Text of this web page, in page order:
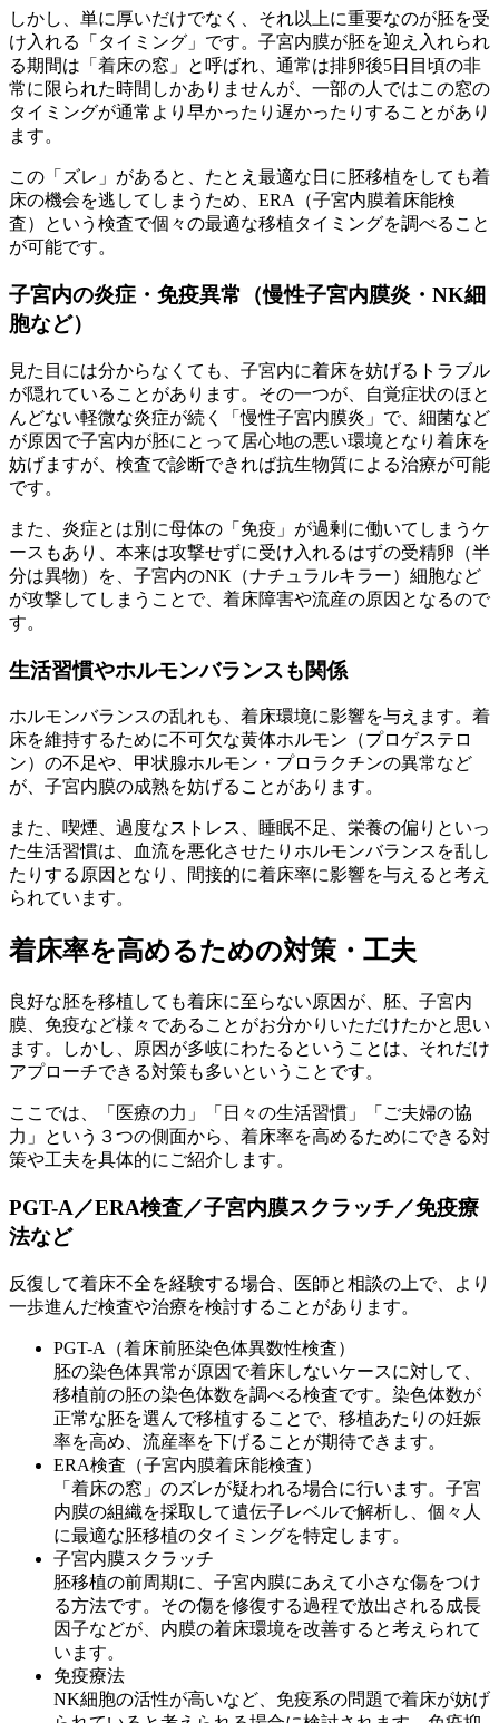
しかし、単に厚いだけでなく、 それ以上に重要なのが胚を受
け入れる「タイミング」 です。子宮内膜が胚を迎え入れられ
る期間は「着床の窓」と呼ばれ、通常は排卵後5日目頃の非
常に限られた時間しかありませんが、一部の人ではこの窓の
タイミングが通常より早かったり遅かったりすることがあり
ます。
この「ズレ」があると、たとえ 最適な日に胚移植をしても着
床の機会を逃してしまう ため、ERA（子宮内膜着床能検
査）という検査で個々の最適な移植タイミングを調べること
が可能です。
子宮内の炎症・免疫異常（慢性子宮内膜炎・NK細
胞など）
見た目には分からなくても、子宮内に着床を妨げるトラブル
が隠れていることがあります。その一つが、自覚症状のほと
んどない軽微な炎症が続く「慢性子宮内膜炎」で、細菌など
が原因で子宮内が胚にとって居心地の悪い環境となり着床を
妨げますが、 検査で診断できれば抗生物質による治療が可能
です。
また、炎症とは別に母体の「免疫」が過剰に働いてしまうケ
ースもあり、本来は攻撃せずに受け入れるはずの受精卵（半
分は異物）を、子宮内のNK（ナチュラルキラー）細胞など
が攻撃してしまうことで、着床障害や流産の原因となるので
す。
生活習慣やホルモンバランスも関係
ホルモンバランスの乱れも、着床環境に影響を与えます。着
床を維持するために不可欠な黄体ホルモン（プロゲステロ
ン）の不足や、甲状腺ホルモン・プロラクチンの異常など
が、子宮内膜の成熟を妨げることがあります。
また、 喫煙、過度なストレス、睡眠不足、栄養の偏りといっ
た生活習慣は、血流を悪化させたりホルモンバランスを乱し
たりする原因となり、間接的に着床率に影響を与えると考え
られています。
着床率を高めるための対策・工夫
良好な胚を移植しても着床に至らない原因が、胚、子宮内
膜、免疫など様々であることがお分かりいただけたかと思い
ます。しかし、原因が多岐にわたるということは、それだけ
アプローチできる対策も多いということです。
ここでは、
「医療の力」「日々の生活習慣」「ご夫婦の協
力」という３つの側面から、着床率を高めるためにできる対
策や工夫を具体的にご紹介します。
PGT-A／ERA検査／子宮内膜スクラッチ／免疫療
法など
反復して着床不全を経験する場合、医師と相談の上で、より
一歩進んだ検査や治療を検討することがあります。
PGT-A（着床前胚染色体異数性検査）
胚の染色体異常が原因で着床しないケースに対して、
移植前の胚の染色体数を調べる検査です。染色体数が
正常な胚を選んで移植することで、移植あたりの妊娠
率を高め、流産率を下げることが期待できます。
ERA検査（子宮内膜着床能検査）
「着床の窓」のズレが疑われる場合に行います。子宮
内膜の組織を採取して遺伝子レベルで解析し、個々人
に最適な胚移植のタイミングを特定します。
子宮内膜スクラッチ
胚移植の前周期に、子宮内膜にあえて小さな傷をつけ
る方法です。その傷を修復する過程で放出される成長
因子などが、内膜の着床環境を改善すると考えられて
います。
免疫療法
NK細胞の活性が高いなど、免疫系の問題で着床が妨げ